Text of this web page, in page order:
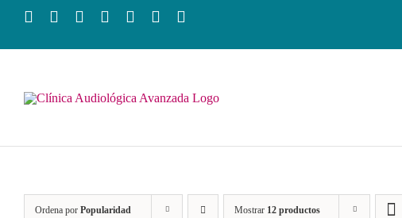
Ordena por Popularidad Mostrar 12 productos